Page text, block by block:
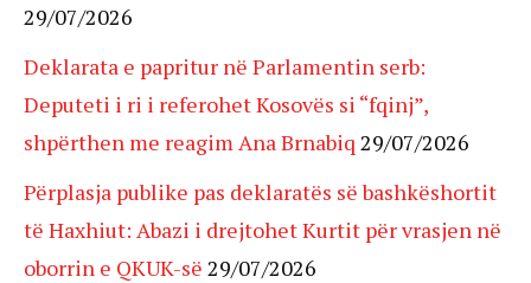
29/07/2026
Deklarata e papritur në Parlamentin serb:
Deputeti i ri i referohet Kosovës si “fqinj”,
shpërthen me reagim Ana Brnabiq 29/07/2026
Përplasja publike pas deklaratës së bashkëshortit
të Haxhiut: Abazi i drejtohet Kurtit për vrasjen në
oborrin e QKUK-së 29/07/2026